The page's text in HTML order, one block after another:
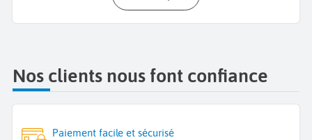
Nos clients nous font confiance
Paiement facile et sécurisé